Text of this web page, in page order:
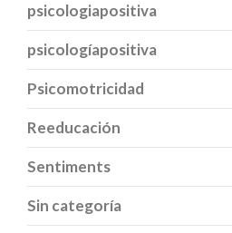
psicologiapositiva
psicologíapositiva
Psicomotricidad
Reeducación
Sentiments
Sin categoría